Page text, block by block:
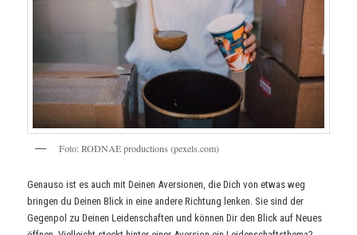
Foto:RODNAEproductions (pexels.com)
Genauso ist es auch mit Deinen Aversionen, die Dich von etwas weg
bringen du Deinen Blick in eine andere Richtung lenken. Sie sind der
Gegenpol zu Deinen Leidenschaften und können Dir den Blick auf Neues